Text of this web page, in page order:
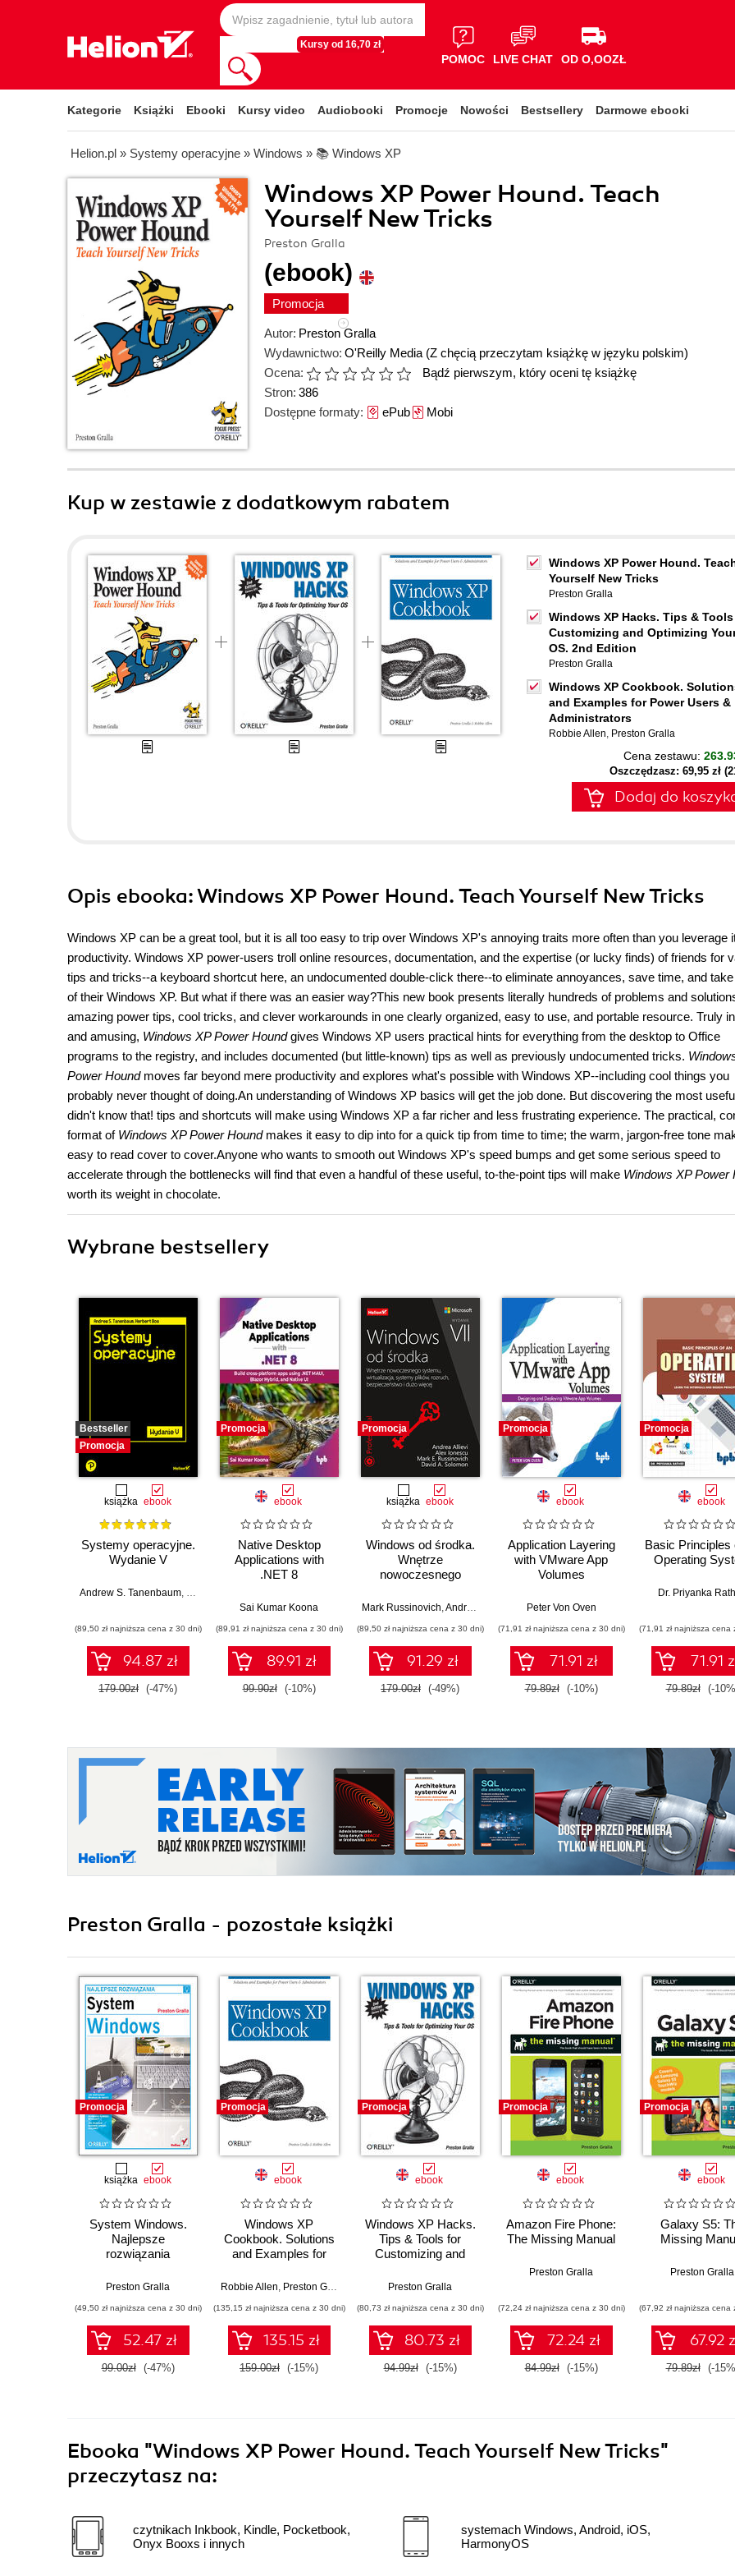
Kursy od 16,70 zł
POMOC LIVE CHAT OD O,OOZŁ
Kategorie Książki Ebooki Kursy video Audiobooki Promocje Nowości Bestsellery Darmowe ebooki
Helion.pl » Systemy operacyjne » Windows » 📚 Windows XP
Windows XP Power Hound. Teach
Yourself New Tricks
Preston Gralla
(ebook)
Promocja
Autor: Preston Gralla
Wydawnictwo: O'Reilly Media (Z chęcią przeczytam książkę w języku polskim)
Ocena:
Bądź pierwszym, który oceni tę książkę
Stron: 386
Dostępne formaty: ePubMobi
Kup w zestawie z dodatkowym rabatem
Windows XP Power Hound.
Yourself New Tricks
Preston Gralla
Windows XP Hacks. Tips &
Customizing and Optimizing
OS. 2nd Edition
Preston Gralla
Windows XP Cookbook.
and Examples for Power Users &
Administrators
Robbie Allen, Preston Gralla
Cena zestawu:
Oszczędzasz: 69,95 zł
Dodaj do
Opis ebooka: Windows XP Power Hound. Teach Yourself New Tricks
Windows XP can be a great tool, but it is all too easy to trip over Windows XP's annoying traits more often than you leverage
productivity. Windows XP power-users troll online resources, documentation, and the expertise (or lucky finds) of friends for
tips and tricks--a keyboard shortcut here, an undocumented double-click there--to eliminate annoyances, save time, and
of their Windows XP. But what if there was an easier way?This new book presents literally hundreds of problems and
amazing power tips, cool tricks, and clever workarounds in one clearly organized, easy to use, and portable resource. Truly
and amusing, Windows XP Power Houndgives Windows XP users practical hints for everything from the desktop to Office
programs to the registry, and includes documented (but little-known) tips as well as previously undocumented tricks.
Power Houndmoves far beyond mere productivity and explores what's possible with Windows XP--including cool things you
probably never thought of doing.An understanding of Windows XP basics will get the job done. But discovering the most
didn't know that! tips and shortcuts will make using Windows XP a far richer and less frustrating experience. The practical,
format of Windows XP Power Houndmakes it easy to dip into for a quick tip from time to time; the warm, jargon-free tone
easy to read cover to cover.Anyone who wants to smooth out Windows XP's speed bumps and get some serious speed to
accelerate through the bottlenecks will find that even a handful of these useful, to-the-point tips will make Windows XP Power
worth its weight in chocolate.
Wybrane bestsellery
Bestseller
Promocja
książka ebook
Systemy operacyjne.
Wydanie V
Andrew S. Tanenbaum, Herbert Bos
(89,50 zł najniższa cena z 30 dni)
94.87 zł
179.00zł (-47%)
Promocja
ebook
Native Desktop
Applications with
.NET 8
Sai Kumar Koona
(89,91 zł najniższa cena z 30 dni)
89.91 zł
99.90zł (-10%)
Promocja
książka ebook
Windows od środka.
Wnętrze
nowoczesnego
wirtualizacja,
rozruch,
bezpieczeństwo i
dużo więcej. Wydanie
VII
Mark Russinovich,Andrea Allievi Alex Ionescu,David Solomon
(89,50 zł najniższa cena z 30 dni)
91.29 zł
179.00zł (-49%)
Promocja
ebook
Application Layering
with VMware App
Volumes
Peter Von Oven
(71,91 zł najniższa cena z 30 dni)
71.91 zł
79.89zł (-10%)
Promocja
ebook
Basic Principles
Operating
Dr. Priyanka
(71,91 zł najniższa cena
71.91
79.89zł (-
Preston Gralla - pozostałe książki
Promocja
książka ebook
System Windows.
Najlepsze
rozwiązania
Preston Gralla
(49,50 zł najniższa cena z 30 dni)
52.47 zł
99.00zł (-47%)
Promocja
ebook
Windows XP
Cookbook. Solutions
and Examples for
Administrators
Robbie Allen Preston Gralla
(135,15 zł najniższa cena z 30 dni)
135.15 zł
159.00zł (-15%)
Promocja
ebook
Windows XP Hacks.
Tips & Tools for
Customizing and
2nd Edition
Preston Gralla
(80,73 zł najniższa cena z 30 dni)
80.73 zł
94.99zł (-15%)
Promocja
ebook
Amazon Fire Phone:
The Missing Manual
Preston Gralla
(72,24 zł najniższa cena z 30 dni)
72.24 zł
84.99zł (-15%)
Promocja
ebook
Galaxy S5:
Missing
Preston Gralla
(67,92 zł najniższa cena
67.92
79.89zł (-
Ebooka "Windows XP Power Hound. Teach Yourself New Tricks"
przeczytasz na:
czytnikach Inkbook, Kindle, Pocketbook,
Onyx Booxs i innych
systemach Windows, Android, iOS,
HarmonyOS